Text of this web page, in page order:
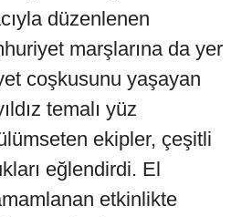
düzenlenen
marşlarına da yer
coşkusunu yaşayan
temalı yüz
ekipler, çeşitli
eğlendirdi. El
etkinlikte